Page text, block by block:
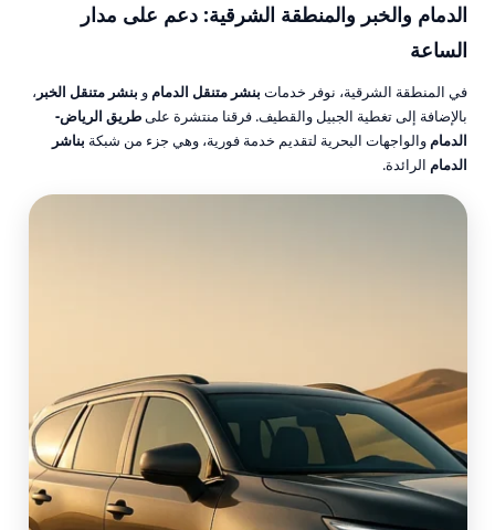
الدمام والخبر والمنطقة الشرقية: دعم على مدار
الساعة
في المنطقة الشرقية، نوفر خدمات بنشر متنقل الدمام و بنشر متنقل الخبر ،
بالإضافة إلى تغطية الجبيل والقطيف. فرقنا منتشرة علىطريق الرياض-
الدمام والواجهات البحرية لتقديم خدمة فورية، وهي جزء من شبكة بناشر
الدمام الرائدة.